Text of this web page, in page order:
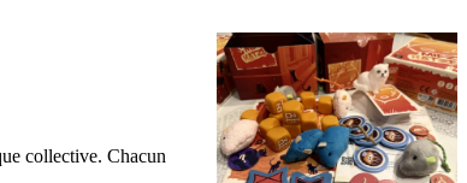
collective. Chacun